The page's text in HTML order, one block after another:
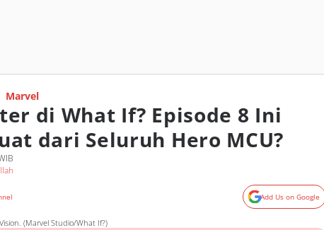
Marvel
di What If? Episode 8 Ini
dari Seluruh Hero MCU?
Add Us on Google
(Marvel Studio/What If?)